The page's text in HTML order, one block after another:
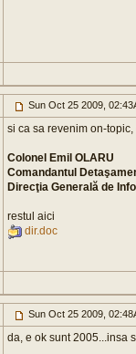
Sun Oct 25 2009,
si ca sa revenim on-
Colonel Emil OLARU
Comandantul
Direcţia Generală de
restul aici
dir.doc
Sun Oct 25 2009,
da, e ok sunt 2005...insa